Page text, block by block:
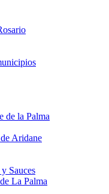
de la Palma
Aridane
Sauces
La Palma